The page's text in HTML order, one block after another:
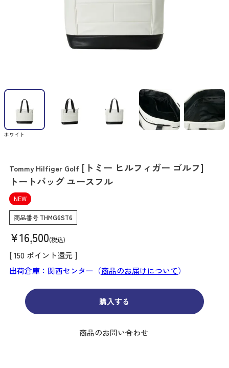
ホワイト
Tommy Hilfiger Golf [トミー ヒルフィガー ゴルフ]
トートバッグ ユースフル
NEW
商品番号 THMG6ST6
¥16,500 税込
[150 ポイント還元 ]
出荷倉庫：関西センター（商品のお届けについて）
購入する
商品のお問い合わせ